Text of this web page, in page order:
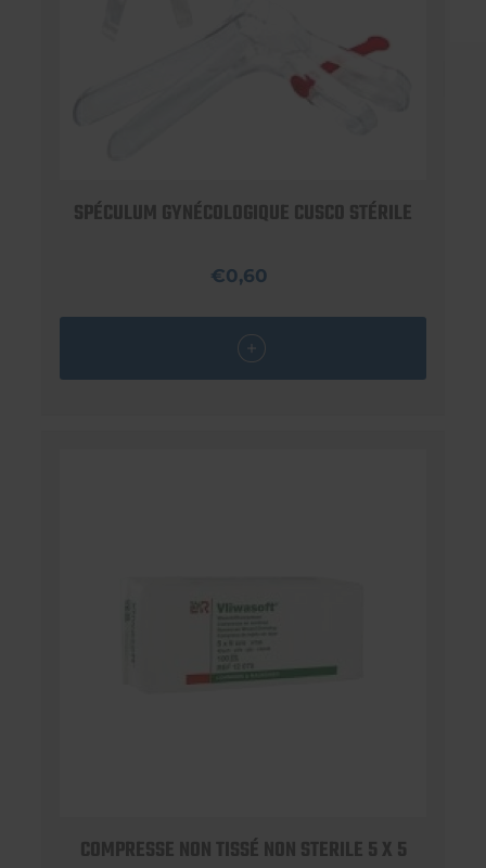
SPÉCULUM GYNÉCOLOGIQUE CUSCO STÉRILE
€0,60
COMPRESSE NON TISSÉ NON STERILE 5 X 5